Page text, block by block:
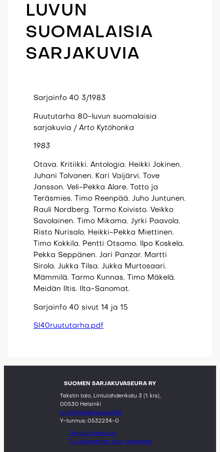
LUVUN
SUOMALAISIA
SARJAKUVIA
Sarjainfo 40 3/1983
Ruututarha 80-luvun suomalaisia
sarjakuvia / ArtoKytöhonka
1983
Otava. Kritiikki. Antologia. Heikki Jokinen.
Juhani Tolvanen. Kari Vaijärvi. Tove
Jansson. Veli-Pekka Alare. Totto ja
Teräsmies. Timo Reenpää. Juho Juntunen.
Rauli Nordberg. Tarmo Koivisto. Veikko
Savolainen. Timo Mikama. Jyrki Paavola.
Risto Nurisalo. Heikki-Pekka Miettinen.
Timo Kokkila. Pentti Otsamo. Ilpo Koskela.
Pekka Seppänen. Jari Panzar. Martti
Sirola. Jukka Tilsa. Jukka Murtosaari.
Mämmilä. Tarmo Kunnas. Timo Mäkelä.
Meidän Iltis. Ilta-Sanomat.
Sarjainfo 40 sivut 14 ja 15
SI40ruututarha.pdf
SUOMEN SARJAKUVASEURA RY
Tekstin talo, Lintulahdenkatu 3 (1. krs),
00530 Helsinki
info@sarjakuvaseura.fi
Y-tunnus: 0532234-0
Tietosuojaseloste
Turvallisemman tilan periatteet